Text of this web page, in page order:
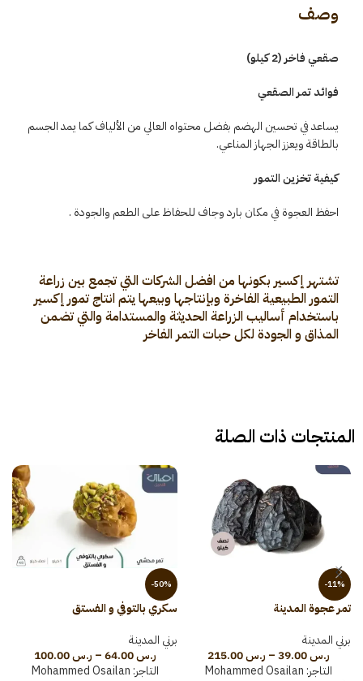
وصف
صقعي فاخر (2 كيلو)
فوائد تمر الصقعي
يساعد في تحسين الهضم بفضل محتواه العالي من الألياف كما يمد الجسم
بالطاقة ويعزز الجهاز المناعي.
كيفية تخزين التمور
احفظ العجوة في مكان بارد وجاف للحفاظ على الطعم والجودة .
تشتهر إكسير بكونها من افضل الشركات التي تجمع بين زراعة
التمور الطبيعية الفاخرة وبإنتاجها وبيعها يتم انتاج تمور إكسير
باستخدام أساليب الزراعة الحديثة والمستدامة والتي تضمن
المذاق و الجودة لكل حبات التمر الفاخر
المنتجات ذات الصلة
-11%
تمر عجوة المدينة
برني المدينة
ر.س39.00
– ر.س215.00
التاجر: Mohammed Osailan
-50%
سكري بالتوفي و الفستق
برني المدينة
ر.س64.00
– ر.س100.00
التاجر: Mohammed Osailan